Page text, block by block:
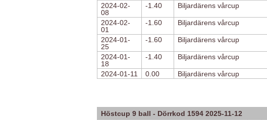
2024-02-
08
-1.40 Biljardärens vårcup
2024-02-
01
-1.60 Biljardärens vårcup
2024-01-
25
-1.60 Biljardärens vårcup
2024-01-
18
-1.40 Biljardärens vårcup
2024-01-11 0.00 Biljardärens vårcup
Höstcup 9 ball - Dörrkod 1594 2025-11-12